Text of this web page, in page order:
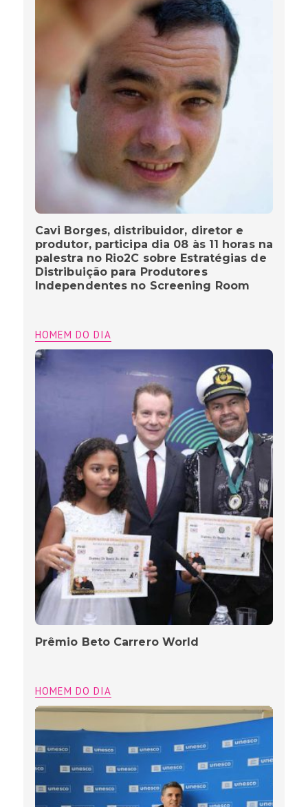
Cavi Borges, distribuidor, diretor e
produtor, participa dia 08 às 11 horas na
palestra no Rio2C sobre Estratégias de
Distribuição para Produtores
Independentes no Screening Room
HOMEM DO DIA
Prêmio Beto Carrero World
HOMEM DO DIA